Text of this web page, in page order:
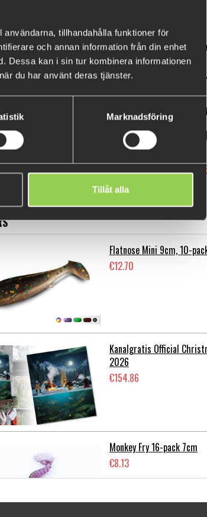
tillhandahålla funktioner för
och annan information från din enhet
Dessa kan i sin tur kombinera informationen
du har använt deras tjänster.
Marknadsföring
Tillåt alla
(Multifish)
€7.22
Multifish
Flatnose Mini 9cm, 10-
€12.70
Kanalgratis Official
2026
€154.86
Monkey Fry 16-pack 7cm
€8.13